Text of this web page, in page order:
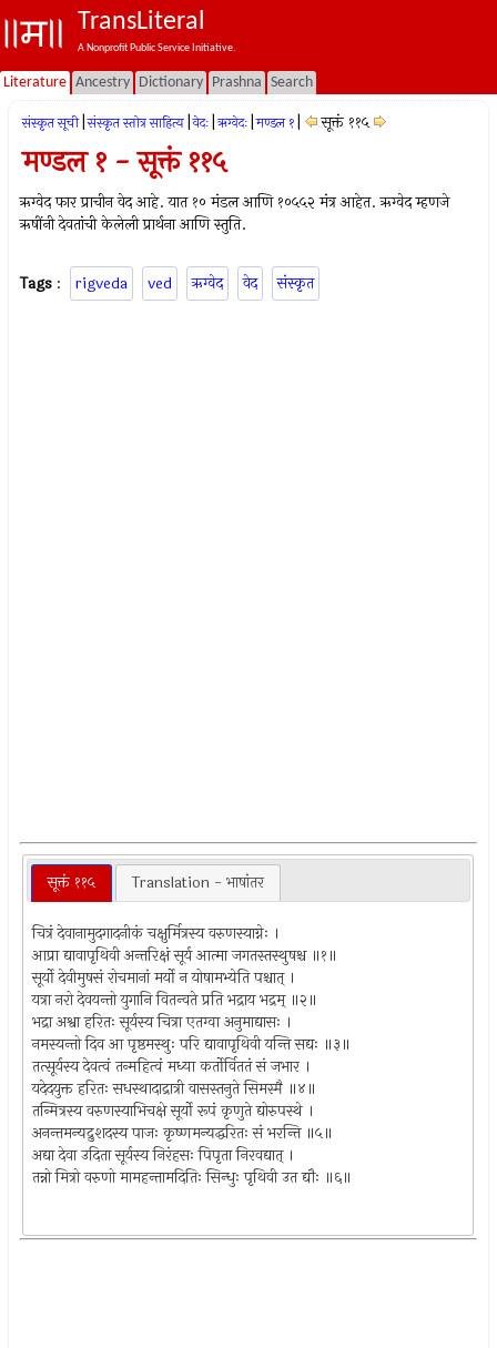
TransLiteral
A Nonprofit Public Service Initiative.
Literature Ancestry Dictionary Prashna Search
संस्कृत सूची संस्कृत स्तोत्र साहित्य वेदः ऋग्वेदः मण्डल १ सूक्तं ११५
मण्डल १ - सूक्तं ११५
ऋग्वेद फार प्राचीन वेद आहे. यात १० मंडल आणि १०५५२ मंत्र आहेत. ऋग्वेद म्हणजे
ऋषींनी देवतांची केलेली प्रार्थना आणि स्तुति.
Tags : rigveda ved ऋग्वेद वेद संस्कृत
सूक्तं ११५ Translation - भाषांतर
चित्रं देवानामुदगादनीकं चक्षुर्मित्रस्य वरुणस्याग्नेः ।
आप्रा द्यावापृथिवी अन्तरिक्षं सूर्य आत्मा जगतस्तस्थुषश्च ॥१॥
सूर्यो देवीमुषसं रोचमानां मर्यो न योषामभ्येति पश्चात् ।
यत्रा नरो देवयन्तो युगानि वितन्वते प्रति भद्राय भद्रम् ॥२॥
भद्रा अश्वा हरितः सूर्यस्य चित्रा एतग्वा अनुमाद्यासः ।
नमस्यन्तो दिव आ पृष्ठमस्थुः परि द्यावापृथिवी यन्ति सद्यः ॥३॥
तत्सूर्यस्य देवत्वं तन्महित्वं मध्या कर्तोर्विततं सं जभार ।
यदेदयुक्त हरितः सधस्थादाद्रात्री वासस्तनुते सिमस्मै ॥४॥
तन्मित्रस्य वरुणस्याभिचक्षे सूर्यो रूपं कृणुते द्योरुपस्थे ।
अनन्तमन्यद्रुशदस्य पाजः कृष्णमन्यद्धरितः सं भरन्ति ॥५॥
अद्या देवा उदिता सूर्यस्य निरंहसः पिपृता निरवद्यात् ।
तन्नो मित्रो वरुणो मामहन्तामदितिः सिन्धुः पृथिवी उत द्यौः ॥६॥